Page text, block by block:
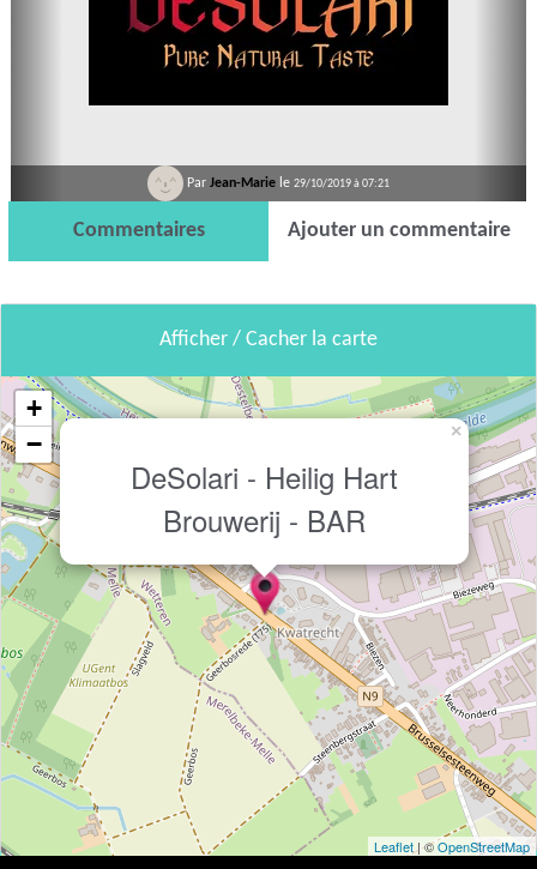
Par Jean-Marie le 29/10/2019 à 07:21
Commentaires Ajouter un commentaire
Afficher / Cacher la carte
DeSolari - Heilig Hart
Brouwerij - BAR
×
+
−
Leaflet| ©OpenStreetMap